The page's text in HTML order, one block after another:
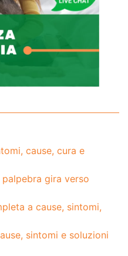
cause, cura e
gira verso
a cause, sintomi,
sintomi e soluzioni